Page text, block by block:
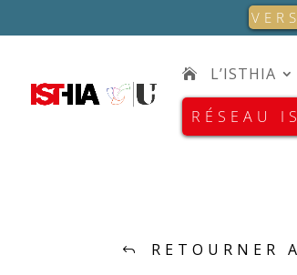
L’ISTHIA
RÉSEAU
RETOURNER